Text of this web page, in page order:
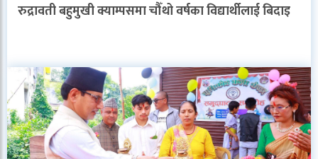
रुद्रावती बहुमुखी क्याम्पसमा चौँथो वर्षका विद्यार्थीलाई बिदाइ